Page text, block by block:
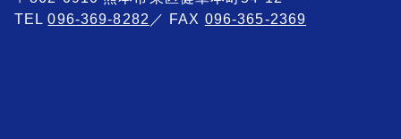
TEL096-369-8282 ／ FAX 096-365-2369